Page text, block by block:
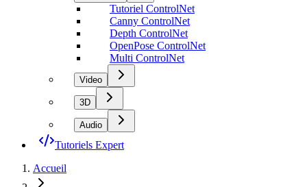
Tutoriel ControlNet
Canny ControlNet
Depth ControlNet
OpenPose ControlNet
Multi ControlNet
Video
3D
Audio
Tutoriels Expert
Accueil